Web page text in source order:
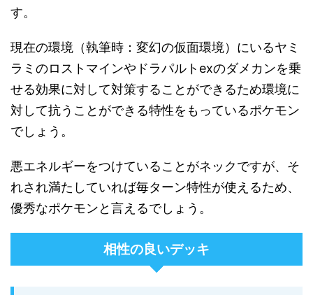
す。
現在の環境（執筆時：変幻の仮面環境）にいるヤミ
ラミのロストマインやドラパルトexのダメカンを乗
せる効果に対して対策することができるため環境に
対して抗うことができる特性をもっているポケモン
でしょう。
悪エネルギーをつけていることがネックですが、そ
れされ満たしていれば毎ターン特性が使えるため、
優秀なポケモンと言えるでしょう。
相性の良いデッキ